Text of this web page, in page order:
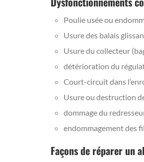
Poulie usée ou
Usure des balais
Usure du collecteur
détérioration du
Court-circuit dans
Usure ou destruction
dommage du
endommagement des
Façons de réparer un